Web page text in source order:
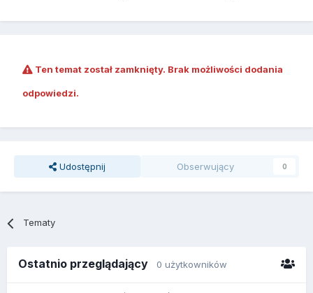
Ten temat został zamknięty. Brak możliwości dodania
odpowiedzi.
Udostępnij Obserwujący 0
Tematy
Ostatnio przeglądający 0 użytkowników